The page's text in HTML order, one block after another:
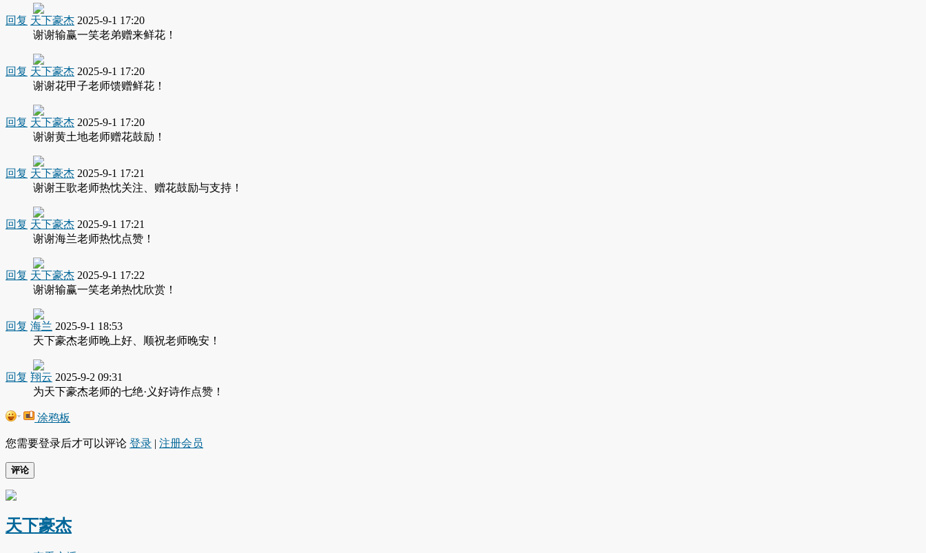
回复 天下豪杰 2025-9-1 17:20
谢谢输赢一笑老弟赠来鲜花！
回复 天下豪杰 2025-9-1 17:20
谢谢花甲子老师馈赠鲜花！
回复 天下豪杰 2025-9-1 17:20
谢谢黄土地老师赠花鼓励！
回复 天下豪杰 2025-9-1 17:21
谢谢王歌老师热忱关注、赠花鼓励与支持！
回复 天下豪杰 2025-9-1 17:21
谢谢海兰老师热忱点赞！
回复 天下豪杰 2025-9-1 17:22
谢谢输赢一笑老弟热忱欣赏！
回复 海兰 2025-9-1 18:53
天下豪杰老师晚上好、顺祝老师晚安！
回复 翔云 2025-9-2 09:31
为天下豪杰老师的七绝·义好诗作点赞！
涂鸦板
您需要登录后才可以评论 登录 | 注册会员
评论
天下豪杰